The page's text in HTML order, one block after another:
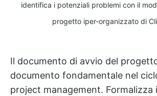
identifica i potenziali problemi con il
progetto iper-organizzato di
Il documento di avvio del
documento fondamentale nel
project management. Formalizza